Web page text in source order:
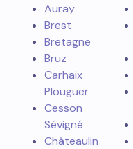
Auray
Brest
Bretagne
Bruz
Carhaix
Plouguer
Cesson
Sévigné
Châteaulin